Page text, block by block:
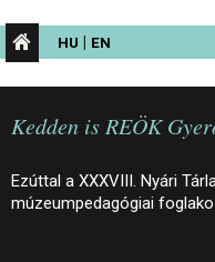
HU | EN
Kedden is REÖK
Ezúttal a XXXVIII. Nyári
múzeumpedagógiai